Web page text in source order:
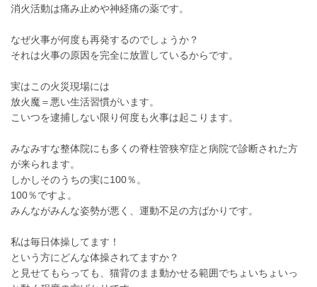
消火活動は痛み止めや神経痛の薬です。
なぜ火事が何度も再発するのでしょうか？
それは火事の原因を完全に放置しているからです。
実はこの火災現場には
放火魔＝悪い生活習慣がいます。
こいつを逮捕しない限り何度も火事は起こります。
みなみすな整体院にも多くの脊柱管狭窄症と病院で診断された方
が来られます。
しかしそのうちの実に100％。
100％ですよ。
みんながみんな姿勢が悪く、運動不足の方ばかりです。
私は毎日体操してます！
という方にどんな体操されてますか？
と見せてもらっても、猫背のまま動かせる範囲でちょいちょいっ